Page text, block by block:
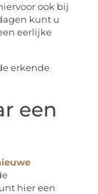
ook bij
kunt u
eerlijke
een
hier een